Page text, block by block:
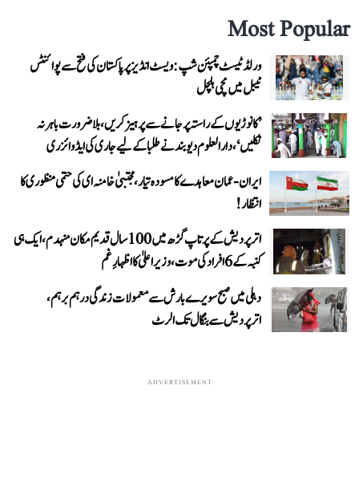
Most Popular
ورلڈ ٹیسٹ چمپئن شپ: ویسٹ انڈیز پر پاکستان کی فتح سے پوائنٹس
ٹیبل میں مچی ہلچل
’کانوڑیوں کے راستہ پر جانے سے پرہیز کریں، بلاضرورت باہر نہ
نکلیں‘، دارالعلوم دیوبند نے طلبا کے لیے جاری کی ایڈوائزری
ایران-عمان معاہدے کا مسودہ تیار، مجتبیٰ خامنہ ای کی حتمی منظوری کا
انتظار!
اتر پردیش کے پرتاپ گڑھ میں 100 سال قدیم مکان منہدم، ایک ہی
کنبہ کے 6 افراد کی موت، وزیر اعلیٰ کا اظہارِ غم
دہلی میں صبح سویرے بارش سے معمولات زندگی درہم برہم،
اترپردیش سے بنگال تک الرٹ
ADVERTISEMENT